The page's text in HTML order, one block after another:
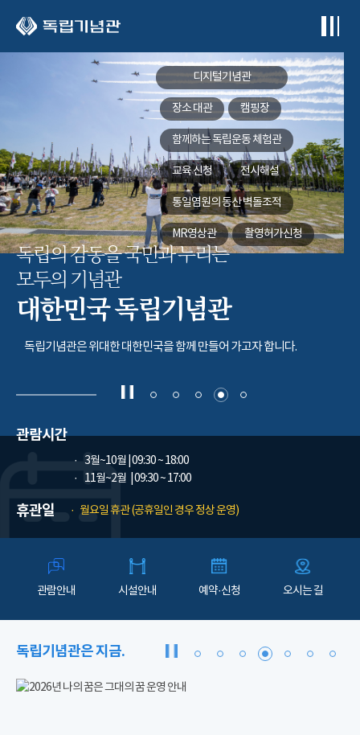
디지털기념관
장소 대관 캠핑장
함께하는독립운동 체험관
교육 신청 전시해설
통일염원의 동산벽돌조적
MR영상관 촬영허가신청
독립의 감동을 국민과 누리는
모두의 기념관
대한민국 독립기념관
독립기념관은 위대한 대한민국을 함께 만들어 가고자 합니다.
관람시간
3월~10월 | 09:30 ~ 18:00
11월~2월
| 09:30 ~ 17:00
휴관일 월요일 휴관 (공휴일인 경우 정상 운영)
관람안내 시설안내 예약·신청 오시는 길
독립기념관은 지금.